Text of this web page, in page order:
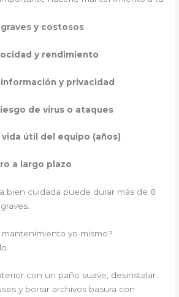
y costosos
y rendimiento
y privacidad
de virus o ataques
vida útil del equipo (años)
a largo plazo
bien cuidada puede durar más de 8
yo mismo?
con un paño suave, desinstalar
y borrar archivos basura con